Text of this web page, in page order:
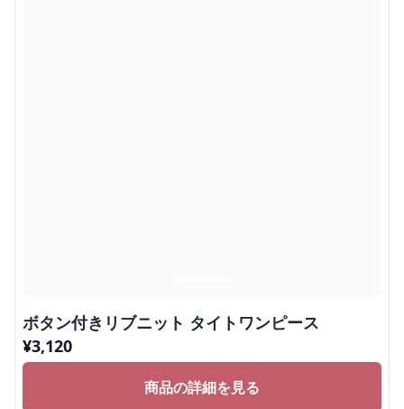
ボタン付きリブニット タイトワンピース
¥3,120
商品の詳細を見る